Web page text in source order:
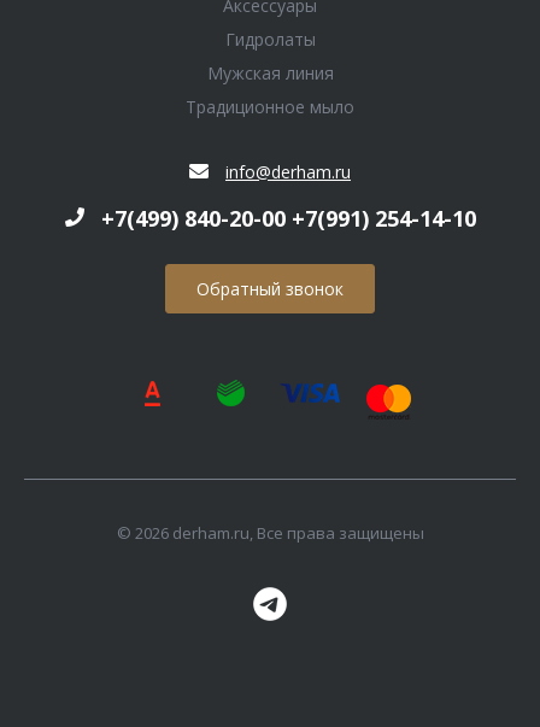
Аксессуары
Гидролаты
Мужская линия
Традиционное мыло
info@derham.ru
+7(499) 840-20-00 +7(991) 254-14-10
Обратный звонок
© 2026 derham.ru, Все права защищены